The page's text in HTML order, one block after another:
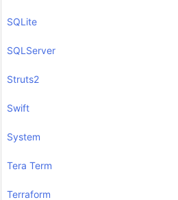
SQLite
SQLServer
Struts2
Swift
System
Tera Term
Terraform